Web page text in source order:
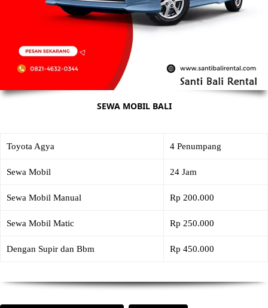
SEWA MOBIL BALI
Toyota Agya 4 Penumpang
Sewa Mobil 24 Jam
Sewa Mobil Manual Rp 200.000
Sewa Mobil Matic Rp 250.000
Dengan Supir dan Bbm Rp 450.000